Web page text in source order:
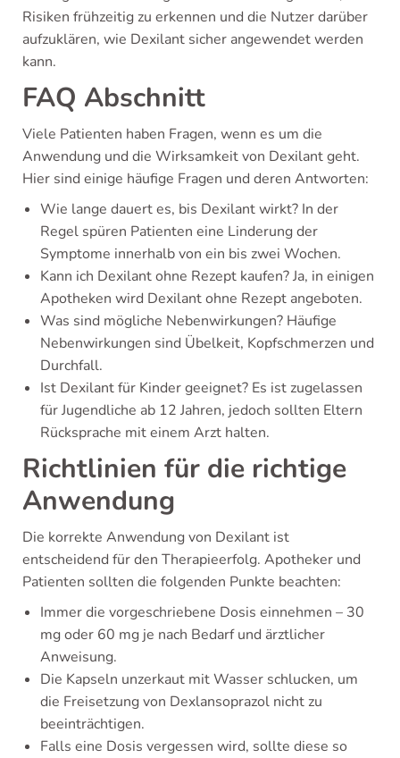
Risiken frühzeitig zu erkennen und die Nutzer darüber
aufzuklären, wie Dexilant sicher angewendet werden
kann.
FAQ Abschnitt
Viele Patienten haben Fragen, wenn es um die
Anwendung und die Wirksamkeit von Dexilant geht.
Hier sind einige häufige Fragen und deren Antworten:
Wie lange dauert es, bis Dexilant wirkt? In der
Regel spüren Patienten eine Linderung der
Symptome innerhalb von ein bis zwei Wochen.
Kann ich Dexilant ohne Rezept kaufen? Ja, in einigen
Apotheken wird Dexilant ohne Rezept angeboten.
Was sind mögliche Nebenwirkungen? Häufige
Nebenwirkungen sind Übelkeit, Kopfschmerzen und
Durchfall.
Ist Dexilant für Kinder geeignet? Es ist zugelassen
für Jugendliche ab 12 Jahren, jedoch sollten Eltern
Rücksprache mit einem Arzt halten.
Richtlinien für die richtige
Anwendung
Die korrekte Anwendung von Dexilant ist
entscheidend für den Therapieerfolg. Apotheker und
Patienten sollten die folgenden Punkte beachten:
Immer die vorgeschriebene Dosis einnehmen – 30
mg oder 60 mg je nach Bedarf und ärztlicher
Anweisung.
Die Kapseln unzerkaut mit Wasser schlucken, um
die Freisetzung von Dexlansoprazol nicht zu
beeinträchtigen.
Falls eine Dosis vergessen wird, sollte diese so